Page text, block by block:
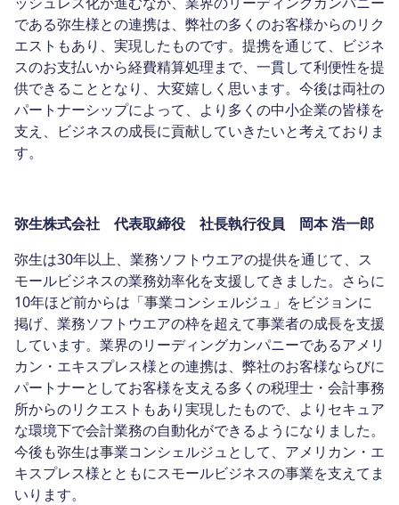
である弥生様との連携は、弊社の多くのお客様からのリク
エストもあり、実現したものです。提携を通じて、ビジネ
スのお支払いから経費精算処理まで、一貫して利便性を提
供できることとなり、大変嬉しく思います。今後は両社の
パートナーシップによって、より多くの中小企業の皆様を
支え、ビジネスの成長に貢献していきたいと考えておりま
す。
弥生株式会社 代表取締役 社長執行役員 岡本 浩一郎
弥生は30年以上、業務ソフトウエアの提供を通じて、ス
モールビジネスの業務効率化を支援してきました。さらに
10年ほど前からは「事業コンシェルジュ」をビジョンに
掲げ、業務ソフトウエアの枠を超えて事業者の成長を支援
しています。業界のリーディングカンパニーであるアメリ
カン・エキスプレス様との連携は、弊社のお客様ならびに
パートナーとしてお客様を支える多くの税理士・会計事務
所からのリクエストもあり実現したもので、よりセキュア
な環境下で会計業務の自動化ができるようになりました。
今後も弥生は事業コンシェルジュとして、アメリカン・エ
キスプレス様とともにスモールビジネスの事業を支えてま
いります。